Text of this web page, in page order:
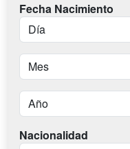
Fecha Nacimiento
Nacionalidad